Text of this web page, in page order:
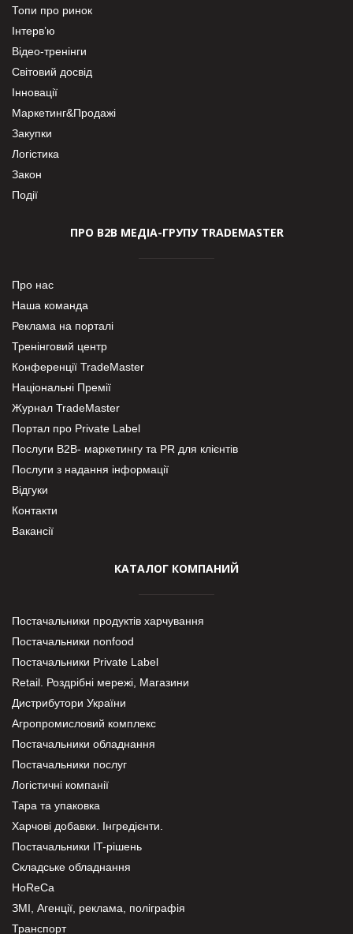
Топи про ринок
Інтерв’ю
Відео-тренінги
Світовий досвід
Інновації
Маркетинг&Продажі
Закупки
Логістика
Закон
Події
ПРО В2В МЕДІА-ГРУПУ TRADEMASTER
Про нас
Наша команда
Реклама на порталі
Тренінговий центр
Конференції TradeMaster
Національні Премії
Журнал TradeMaster
Портал про Private Label
Послуги В2В- маркетингу та PR для клієнтів
Послуги з надання інформації
Відгуки
Контакти
Вакансії
КАТАЛОГ КОМПАНИЙ
Постачальники продуктів харчування
Постачальники nonfood
Постачальники Private Label
Retail. Роздрібні мережі, Магазини
Дистрибутори України
Агропромисловий комплекс
Постачальники обладнання
Постачальники послуг
Логістичні компанії
Тара та упаковка
Харчові добавки. Інгредієнти.
Постачальники IT-рішень
Складське обладнання
HoReCa
ЗМІ, Агенції, реклама, поліграфія
Транспорт